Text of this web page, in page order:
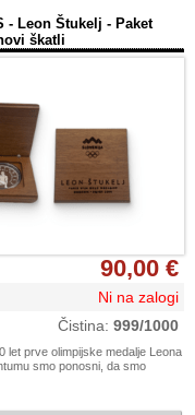
- Leon Štukelj - Paket
škatli
90,00 €
Ni na zalogi
Čistina: 999/1000
let prve olimpijske medalje Leona
smo ponosni, da smo